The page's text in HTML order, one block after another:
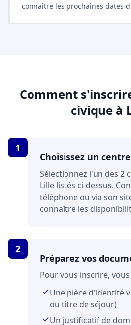
connaître les prochaines dates
Comment
civique à
1
Choisissez un
Sélectionnez l'un des 2
Lille listés ci-dessus.
téléphone ou via son
connaître les
2
Préparez vos
Pour vous inscrire,
Une pièce d'identité
ou titre de séjour)
Un justificatif de